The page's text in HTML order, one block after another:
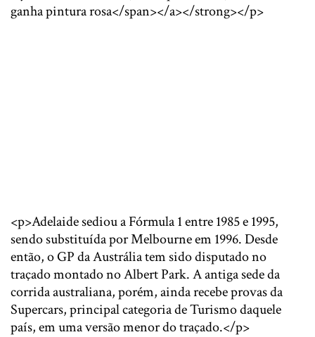
ganha pintura rosa</span></a></strong></p>
<p>Adelaide sediou a Fórmula 1 entre 1985 e 1995,
sendo substituída por Melbourne em 1996. Desde
então, o GP da Austrália tem sido disputado no
traçado montado no Albert Park. A antiga sede da
corrida australiana, porém, ainda recebe provas da
Supercars, principal categoria de Turismo daquele
país, em uma versão menor do traçado.</p>